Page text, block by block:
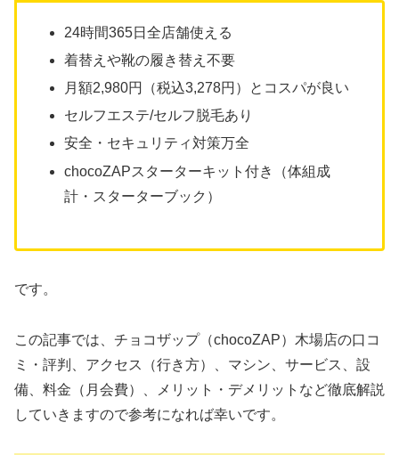
24時間365日全店舗使える
着替えや靴の履き替え不要
月額2,980円（税込3,278円）とコスパが良い
セルフエステ/セルフ脱毛あり
安全・セキュリティ対策万全
chocoZAPスターターキット付き（体組成
計・スターターブック）
です。
この記事では、チョコザップ（chocoZAP）木場店の口コ
ミ・評判、アクセス（行き方）、マシン、サービス、設
備、料金（月会費）、メリット・デメリットなど徹底解説
していきますので参考になれば幸いです。